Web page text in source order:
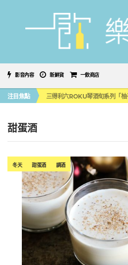
影音內容 新鮮貨 一飲商店
注目焦點
美國正式恢復蘇格蘭威士忌零
甜蛋酒
冬天 甜蛋酒 調酒